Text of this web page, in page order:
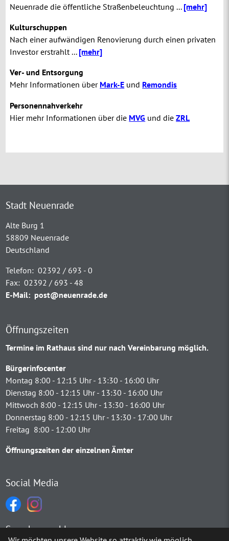
Neuenrade die öffentliche Straßenbeleuchtung ... [mehr]
Kulturschuppen
Nach einer aufwändigen Renovierung durch einen privaten
Investor erstrahlt ... [mehr]
Ver- und Entsorgung
Mehr Informationen über Mark-E und Remondis
Personennahverkehr
Hier mehr Informationen über die MVG und die ZRL
Stadt Neuenrade
Alte Burg 1
58809 Neuenrade
Deutschland
Telefon: 02392 / 693 - 0
Fax: 02392 / 693 - 48
E-Mail: post@neuenrade.de
Öffnungszeiten
Termine im Rathaus sind nur nach Vereinbarung möglich.
Bürgerinfocenter
Montag 8:00 - 12:15 Uhr - 13:30 - 16:00 Uhr
Dienstag 8:00 - 12:15 Uhr - 13:30 - 16:00 Uhr
Mittwoch 8:00 - 12:15 Uhr - 13:30 - 16:00 Uhr
Donnerstag 8:00 - 12:15 Uhr - 13:30 - 17:00 Uhr
Freitag 8:00 - 12:00 Uhr
Öffnungszeiten der einzelnen Ämter
Social Media
Sprachauswahl